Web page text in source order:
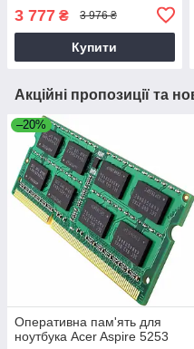
3 777 ₴ 3 976 ₴
Купити
Акційні пропозиції та
–20%
Оперативна пам'ять для
ноутбука Acer Aspire 5253